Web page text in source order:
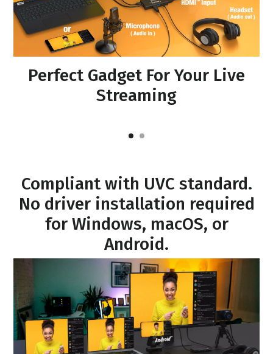
Perfect Gadget For Your Live
Streaming
Compliant with UVC standard.
No driver installation required
for Windows, macOS, or
Android.